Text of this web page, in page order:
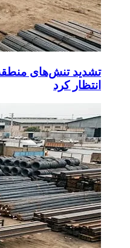
تشدید تنش‌های
انتظار کرد